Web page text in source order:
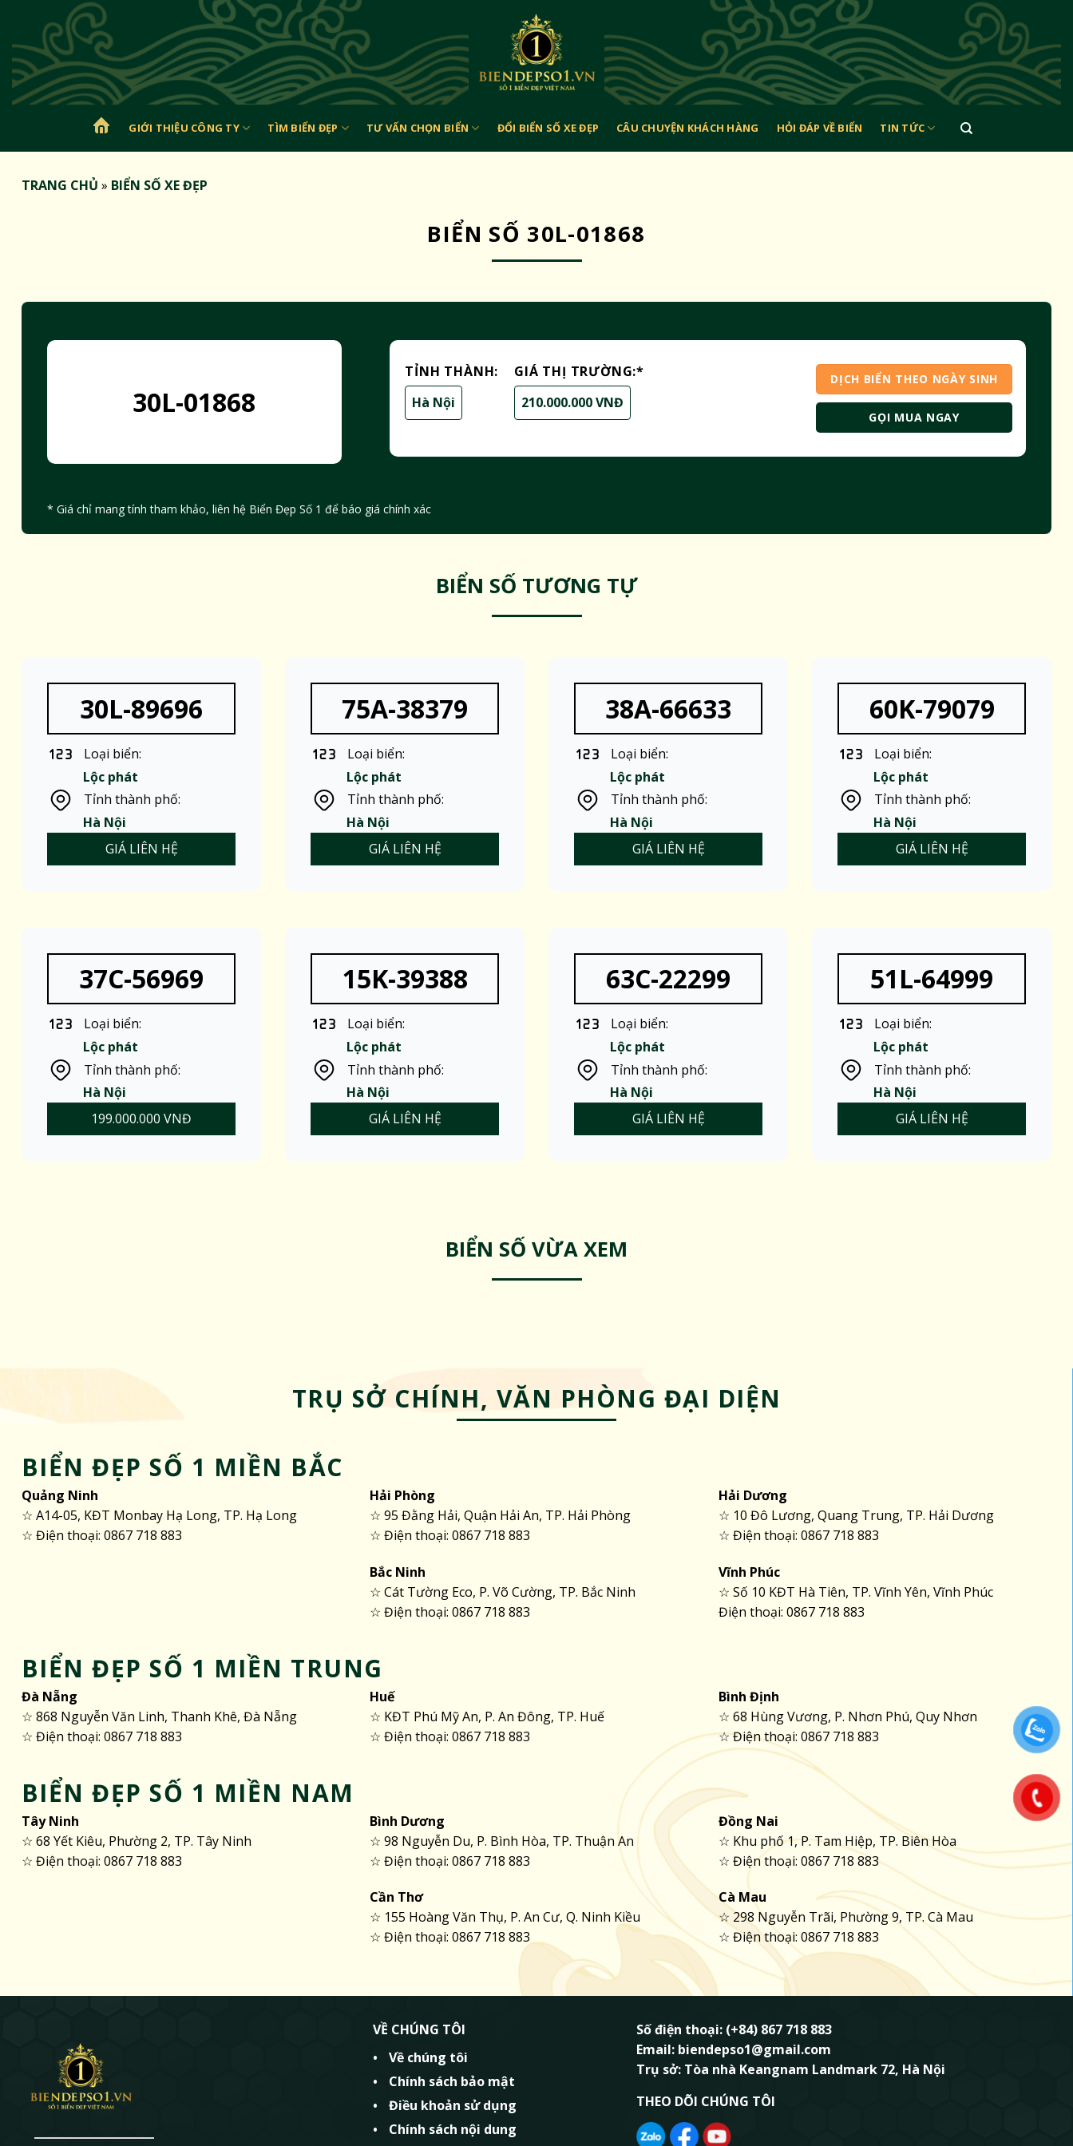
nội
dung
TRANGGIỚI THIỆU CÔNG TY TÌM BIỂN ĐẸP TƯ VẤN CHỌN BIỂN ĐỔI BIỂN SỐ XE ĐẸP CÂU CHUYỆN KHÁCH HÀNG HỎI ĐÁP VỀ BIỂN TIN TỨC
TRANG CHỦ » BIỂN SỐ XE ĐẸP
BIỂN SỐ 30L-01868
30L-01868
TỈNH THÀNH:
Hà Nội
GIÁ THỊ TRƯỜNG:*
210.000.000 VNĐ
DỊCH BIỂN THEO NGÀY SINH
GỌI MUA NGAY
* Giá chỉ mang tính tham khảo, liên hệ Biển Đẹp Số 1 để báo giá chính xác
BIỂN SỐ TƯƠNG TỰ
30L-89696
Loại biển:
Lộc phát
Tỉnh thành phố:
Hà Nội
GIÁ LIÊN HỆ
75A-38379
Loại biển:
Lộc phát
Tỉnh thành phố:
Hà Nội
GIÁ LIÊN HỆ
38A-66633
Loại biển:
Lộc phát
Tỉnh thành phố:
Hà Nội
GIÁ LIÊN HỆ
60K-79079
Loại biển:
Lộc phát
Tỉnh thành phố:
Hà Nội
GIÁ LIÊN HỆ
37C-56969
Loại biển:
Lộc phát
Tỉnh thành phố:
Hà Nội
199.000.000 VNĐ
15K-39388
Loại biển:
Lộc phát
Tỉnh thành phố:
Hà Nội
GIÁ LIÊN HỆ
63C-22299
Loại biển:
Lộc phát
Tỉnh thành phố:
Hà Nội
GIÁ LIÊN HỆ
51L-64999
Loại biển:
Lộc phát
Tỉnh thành phố:
Hà Nội
GIÁ LIÊN HỆ
BIỂN SỐ VỪA XEM
TRỤ SỞ CHÍNH, VĂN PHÒNG ĐẠI DIỆN
BIỂN ĐẸP SỐ 1 MIỀN BẮC
Quảng Ninh
☆ A14-05, KĐT Monbay Hạ Long, TP. Hạ Long
☆ Điện thoại: 0867 718 883
Hải Phòng
☆ 95 Đằng Hải, Quận Hải An, TP. Hải Phòng
☆ Điện thoại: 0867 718 883
Bắc Ninh
☆ Cát Tường Eco, P. Võ Cường, TP. Bắc Ninh
☆ Điện thoại: 0867 718 883
Hải Dương
☆ 10 Đô Lương, Quang Trung, TP. Hải Dương
☆ Điện thoại: 0867 718 883
Vĩnh Phúc
☆ Số 10 KĐT Hà Tiên, TP. Vĩnh Yên, Vĩnh Phúc
Điện thoại: 0867 718 883
BIỂN ĐẸP SỐ 1 MIỀN TRUNG
Đà Nẵng
☆ 868 Nguyễn Văn Linh, Thanh Khê, Đà Nẵng
☆ Điện thoại: 0867 718 883
Huế
☆ KĐT Phú Mỹ An, P. An Đông, TP. Huế
☆ Điện thoại: 0867 718 883
Bình Định
☆ 68 Hùng Vương, P. Nhơn Phú, Quy Nhơn
☆ Điện thoại: 0867 718 883
BIỂN ĐẸP SỐ 1 MIỀN NAM
Tây Ninh
☆ 68 Yết Kiêu, Phường 2, TP. Tây Ninh
☆ Điện thoại: 0867 718 883
Bình Dương
☆ 98 Nguyễn Du, P. Bình Hòa, TP. Thuận An
☆ Điện thoại: 0867 718 883
Cần Thơ
☆ 155 Hoàng Văn Thụ, P. An Cư, Q. Ninh Kiều
☆ Điện thoại: 0867 718 883
Đồng Nai
☆ Khu phố 1, P. Tam Hiệp, TP. Biên Hòa
☆ Điện thoại: 0867 718 883
Cà Mau
☆ 298 Nguyễn Trãi, Phường 9, TP. Cà Mau
☆ Điện thoại: 0867 718 883
VỀ CHÚNG TÔI
Về chúng tôi
Chính sách bảo mật
Điều khoản sử dụng
Chính sách nội dung
Số điện thoại: (+84) 867 718 883
Email: biendepso1@gmail.com
Trụ sở: Tòa nhà Keangnam Landmark 72, Hà Nội
THEO DÕI CHÚNG TÔI